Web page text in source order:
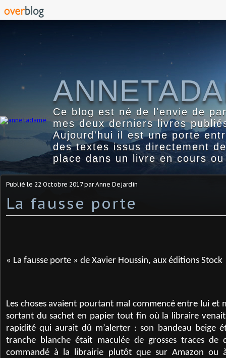
Ce blog est né de l'envie de
mes deux derniers livres
Aujourd'hui il est une porte
des textes issus directement
place dans un livre en cours
Publié le 22 Octobre 2017par Anne Dejardin
La fausse porte
« La fausse porte » de Xavier Houssin, aux éditions Stock
Les choses avaient pourtant mal commencé entre lui et
sortant du sachet en papier tout fin où la libraire venait
rapidité qui aurait dû m’alerter : son bandeau beige
tranche blanche était maculée de grosses traces de
commandé à la librairie plutôt que sur Amazon ou